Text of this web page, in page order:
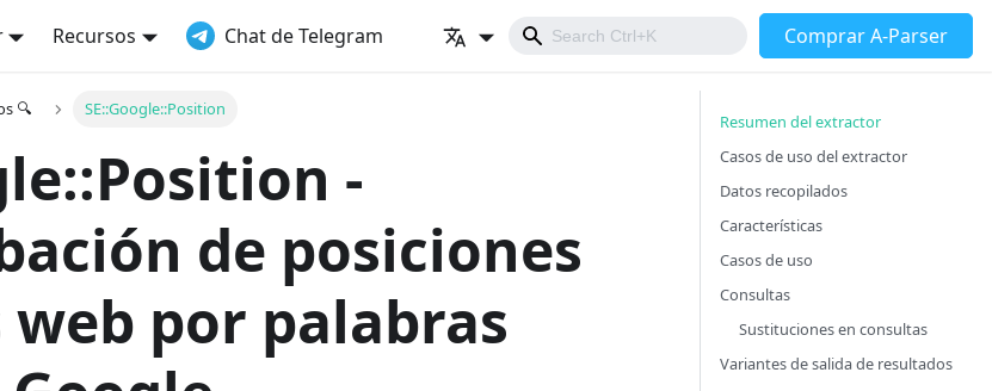
Recursos Chat de Telegram Comprar A-Parser
🔍 SE::Google::Position
-
de posiciones
por palabras
Resumen del extractor
Casos de uso del extractor
Datos recopilados
Características
Casos de uso
Consultas
Sustituciones en consultas
Variantes de salida de resultados